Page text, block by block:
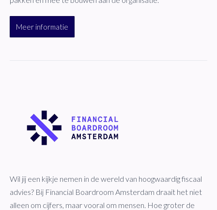
Meer informatie
Wil jij een kijkje nemen in de wereld van hoogwaardig fiscaal
advies? Bij Financial Boardroom Amsterdam draait het niet
alleen om cijfers, maar vooral om mensen. Hoe groter de